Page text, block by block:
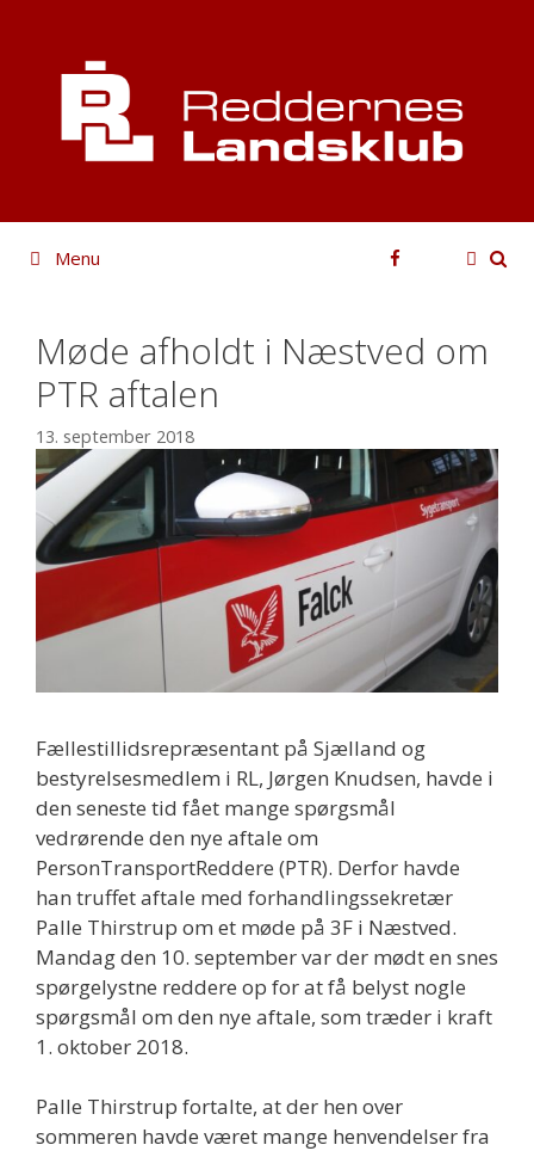
indhold
Facebook
Menu
Møde afholdt i Næstved om
PTR aftalen
13. september 2018
Fællestillidsrepræsentant på Sjælland og
bestyrelsesmedlem i RL, Jørgen Knudsen, havde i
den seneste tid fået mange spørgsmål
vedrørende den nye aftale om
PersonTransportReddere (PTR). Derfor havde
han truffet aftale med forhandlingssekretær
Palle Thirstrup om et møde på 3F i Næstved.
Mandag den 10. september var der mødt en snes
spørgelystne reddere op for at få belyst nogle
spørgsmål om den nye aftale, som træder i kraft
1. oktober 2018.
Palle Thirstrup fortalte, at der hen over
sommeren havde været mange henvendelser fra